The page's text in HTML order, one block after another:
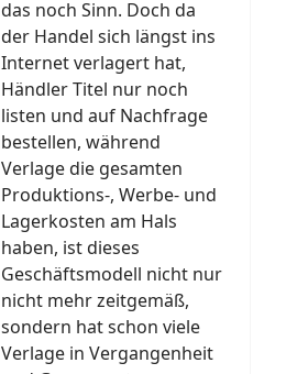
das noch Sinn. Doch da
der Handel sich längst ins
Internet verlagert hat,
Händler Titel nur noch
listen und auf Nachfrage
bestellen, während
Verlage die gesamten
Produktions-, Werbe- und
Lagerkosten am Hals
haben, ist dieses
Geschäftsmodell nicht nur
nicht mehr zeitgemäß,
sondern hat schon viele
Verlage in Vergangenheit